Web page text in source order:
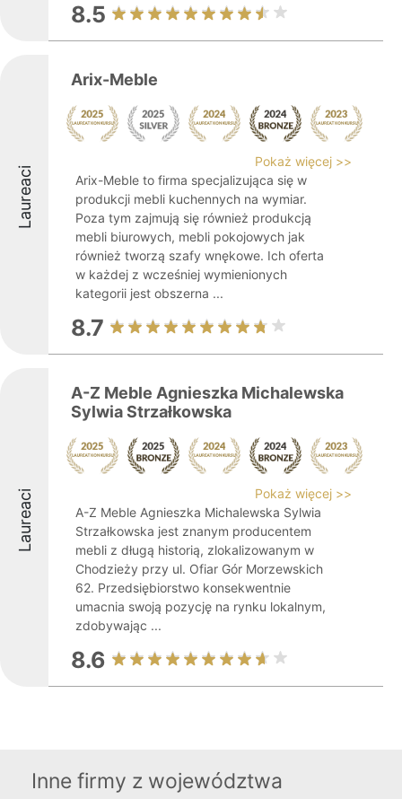
8.5
Laureaci
Arix-Meble
Pokaż więcej >>
Arix-Meble to firma specjalizująca się w
produkcji mebli kuchennych na wymiar.
Poza tym zajmują się również produkcją
mebli biurowych, mebli pokojowych jak
również tworzą szafy wnękowe. Ich oferta
w każdej z wcześniej wymienionych
kategorii jest obszerna ...
8.7
Laureaci
A-Z Meble Agnieszka Michalewska
Sylwia Strzałkowska
Pokaż więcej >>
A-Z Meble Agnieszka Michalewska Sylwia
Strzałkowska jest znanym producentem
mebli z długą historią, zlokalizowanym w
Chodzieży przy ul. Ofiar Gór Morzewskich
62. Przedsiębiorstwo konsekwentnie
umacnia swoją pozycję na rynku lokalnym,
zdobywając ...
8.6
Inne firmy z województwa